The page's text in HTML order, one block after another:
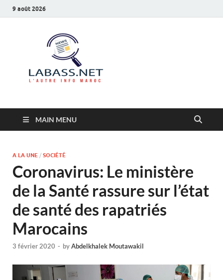
9 août 2026
MAIN MENU
A LA UNE / SOCIÉTÉ
Coronavirus: Le ministère
de la Santé rassure sur l’état
de santé des rapatriés
Marocains
3 février 2020 - byAbdelkhalek Moutawakil